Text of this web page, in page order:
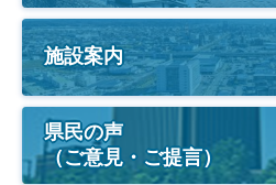
施設案内
県民の声
（ご意見・ご提言）